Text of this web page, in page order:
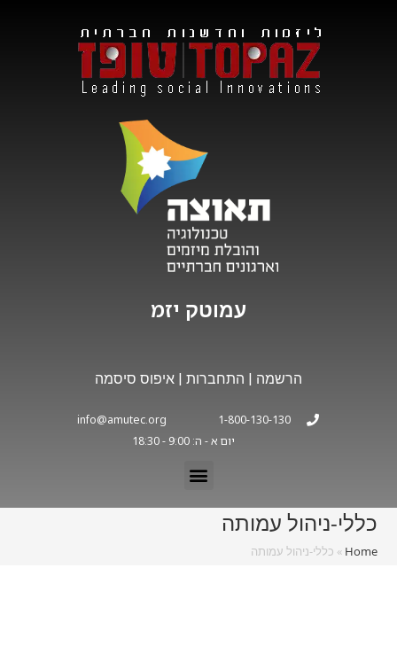
עמוטק י זמות
הרשמה | התחברות | איפוס סיסמה
1-800-130-130
info@amutec.org
יום א - ה: 9:00 - 18:30
כללי-ניהול עמותה
Home
» כללי-ניהול עמותה